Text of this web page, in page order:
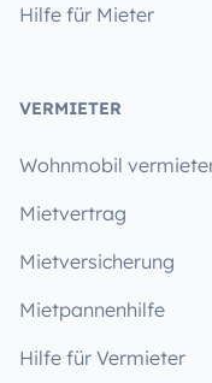
Hilfe für Mieter
VERMIETER
Wohnmobil
Mietvertrag
Mietversicherung
Mietpannenhilfe
Hilfe für Vermieter